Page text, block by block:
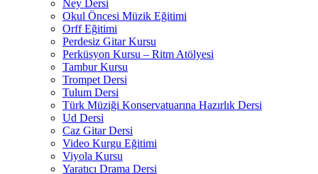
Ney Dersi
Okul Öncesi Müzik Eğitimi
Orff Eğitimi
Perdesiz Gitar Kursu
Perküsyon Kursu – Ritm Atölyesi
Tambur Kursu
Trompet Dersi
Tulum Dersi
Türk Müziği Konservatuarına Hazırlık Dersi
Ud Dersi
Caz Gitar Dersi
Video Kurgu Eğitimi
Viyola Kursu
Yaratıcı Drama Dersi